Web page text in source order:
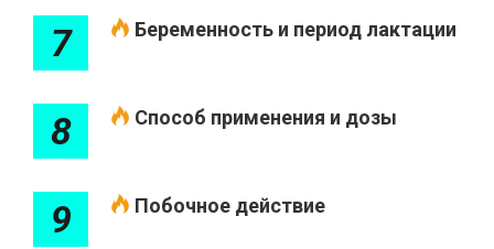
7 Беременность и период лактации
8 Способ применения и дозы
9 Побочное действие